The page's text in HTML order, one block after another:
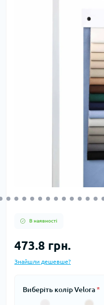
В наявності
473.8 грн.
Знайшли дешевше?
Виберіть колір Velora*